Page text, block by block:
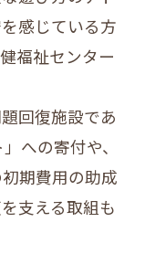
感じている方
福祉センター
回復施設であ
への寄付や、
期費用の助成
支える取組も